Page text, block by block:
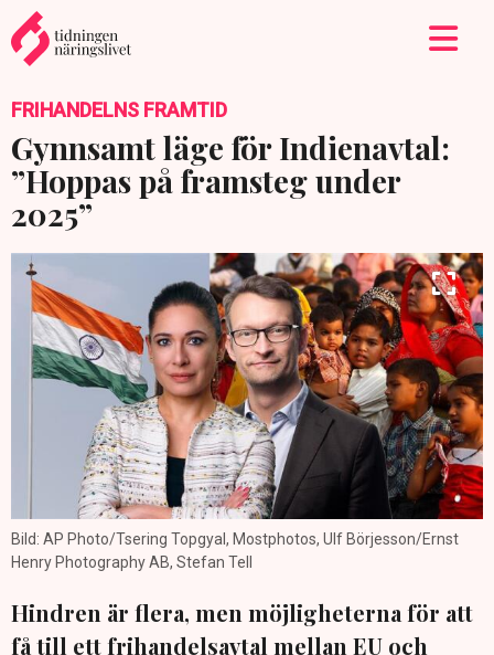
FRIHANDELNS FRAMTID
Gynnsamt läge för Indienavtal:
”Hoppas på framsteg under
2025”
Bild: AP Photo/Tsering Topgyal, Mostphotos, Ulf Börjesson/Ernst
Henry Photography AB, Stefan Tell
Hindren är flera, men möjligheterna för att
få till ett frihandelsavtal mellan EU och